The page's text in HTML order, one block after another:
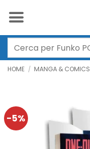
Cerca:
HOME / MANGA & COMICS
-5%